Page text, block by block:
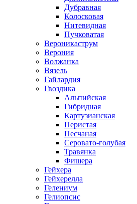
Дубравная
Колосковая
Нитевидная
Пучковатая
Вероникаструм
Верония
Волжанка
Вязель
Гайлардия
Гвоздика
Альпийская
Гибридная
Картузианская
Перистая
Песчаная
Серовато-голубая
Травянка
Фишера
Гейхера
Гейхерелла
Гелениум
Гелиопсис